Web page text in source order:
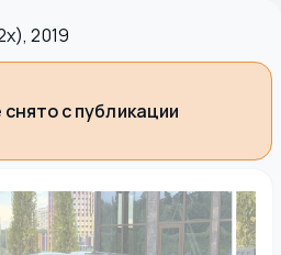
2019
с публикации